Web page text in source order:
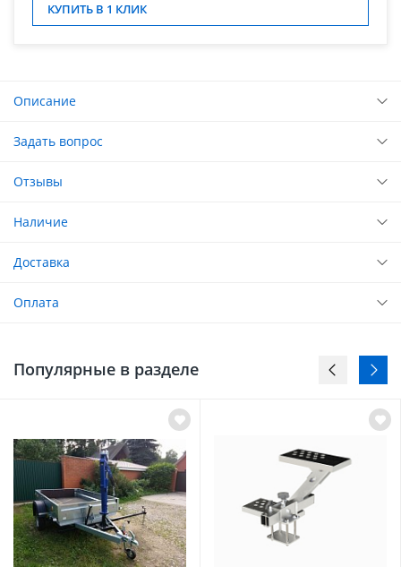
КУПИТЬ В 1 КЛИК
Описание
Задать вопрос
Отзывы
Наличие
Доставка
Оплата
Популярные в разделе